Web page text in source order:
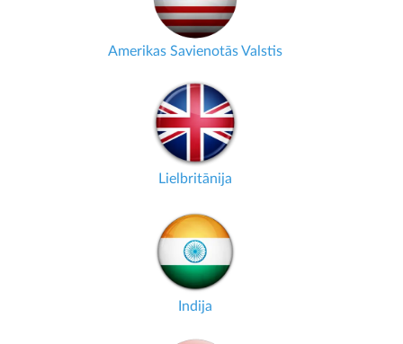
Amerikas Savienotās Valstis
Lielbritānija
Indija